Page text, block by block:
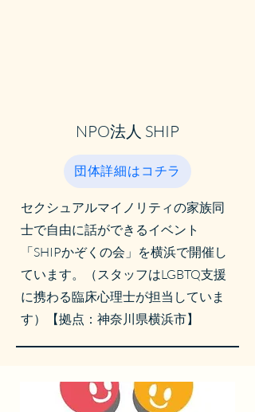
NPO法人 SHIP
団体詳細はコチラ
セクシュアルマイノリティの家族同
士で自由に話ができるイベント
「SHIPかぞくの会」を横浜で開催し
ています。（スタッフはLGBTQ支援
に携わる臨床心理士が担当していま
す）【拠点：神奈川県横浜市】